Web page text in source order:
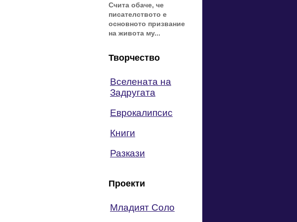
Счита обаче, че
писателството е
основното призвание
на живота му...
Творчество
Вселената на
Задругата
Еврокалипсис
Книги
Разкази
Проекти
Младият Соло